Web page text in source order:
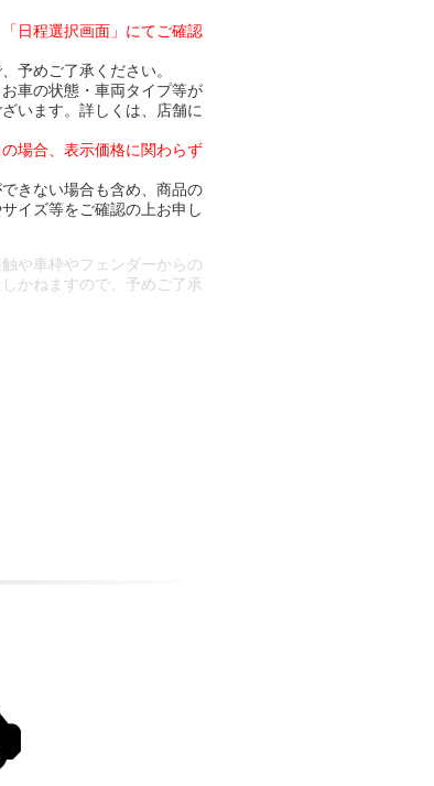
日程選択画面」にてご確認
予めご了承ください。
車の状態・車両タイプ等が
います。詳しくは、店舗に
場合、表示価格に関わらず
きない場合も含め、商品の
イズ等をご確認の上お申し
や車枠やフェンダーからの
かねますので、予めご了承